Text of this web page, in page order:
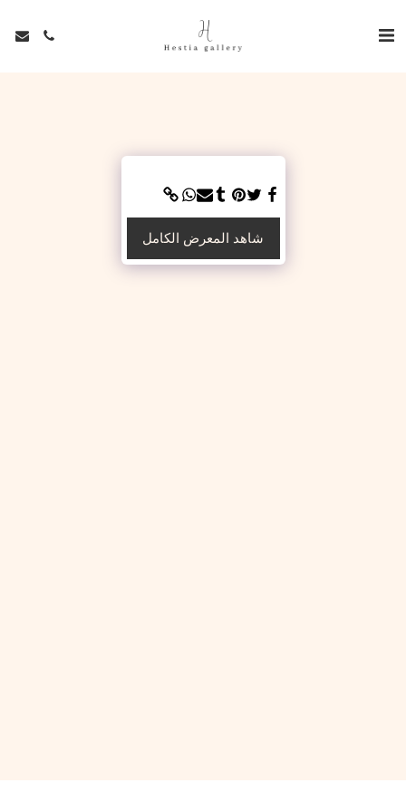
شاهد المعرض الكامل